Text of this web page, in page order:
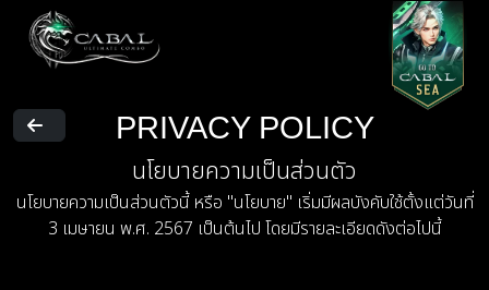
PRIVACY POLICY
นโยบายความเป็นส่วนตัว
นโยบายความเป็นส่วนตัวนี้ หรือ "นโยบาย" เริ่มมีผลบังคับใช้ตั้งแต่วันที่
3 เมษายน พ.ศ. 2567 เป็นต้นไป โดยมีรายละเอียดดังต่อไปนี้